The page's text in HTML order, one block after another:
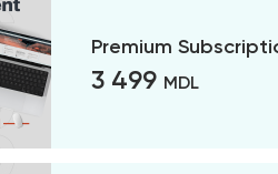
Premium
3 499 MDL